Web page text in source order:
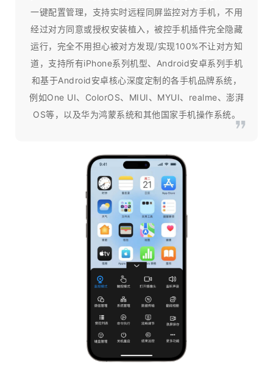
一键配置管理，支持实时远程同屏监控对方手机，不用
经过对方同意或授权安装植入，被控手机插件完全隐藏
运行，完全不用担心被对方发现/实现100%不让对方知
道，支持所有iPhone系列机型、Android安卓系列手机
和基于Android安卓核心深度定制的各手机品牌系统，
例如One UI、ColorOS、MIUI、MYUI、realme、澎湃
OS等，以及华为鸿蒙系统和其他国家手机操作系统。